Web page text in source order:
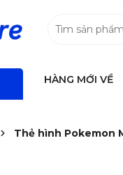
HÀNG MỚI VỀ
Thẻ hình Pokemon